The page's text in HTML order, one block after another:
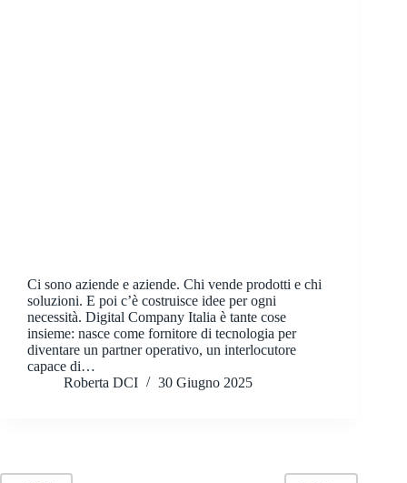
Ci sono aziende e aziende. Chi vende prodotti e chi
soluzioni. E poi c’è costruisce idee per ogni
necessità. Digital Company Italia è tante cose
insieme: nasce come fornitore di tecnologia per
diventare un partner operativo, un interlocutore
capace di…
Roberta DCI
30 Giugno 2025